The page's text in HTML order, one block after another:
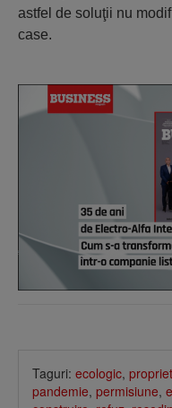
astfel de soluţii nu
case.
Taguri: ecologic,
pandemie, permisiune,